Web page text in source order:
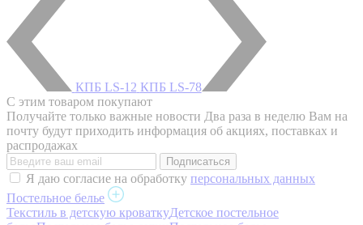
КПБ LS-12 КПБ LS-78
С этим товаром покупают
Получайте только важные новости Два раза в неделю Вам на
почту будут приходить информация об акциях, поставках и
распродажах
Я даю согласие на обработку персональных данных
Постельное белье
Текстиль в детскую кроваткуДетское постельное